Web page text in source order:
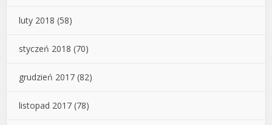
luty 2018 (58)
styczeń 2018 (70)
grudzień 2017 (82)
listopad 2017 (78)